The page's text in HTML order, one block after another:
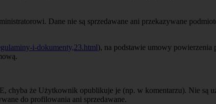
Dane nie są sprzedawane ani przekazywane
i-dokumenty,23.html), na podstawie umowy powierzenia
chyba że Użytkownik opublikuje je (np. w komentarzu). Nie są
do profilowania ani sprzedawane.